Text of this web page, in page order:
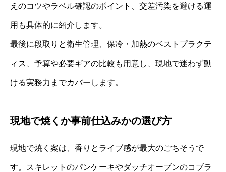
えのコツやラベル確認のポイント、交差汚染を避ける運
用も具体的に紹介します。
最後に段取りと衛生管理、保冷・加熱のベストプラクテ
ィス、予算や必要ギアの比較も用意し、現地で迷わず動
ける実務力までカバーします。
現地で焼くか事前仕込みかの選び方
現地で焼く案は、香りとライブ感が最大のごちそうで
す。スキレットのパンケーキやダッチオーブンのコブラ